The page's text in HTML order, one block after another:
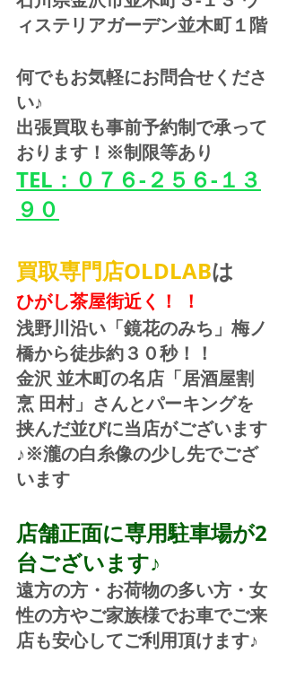
ィステリアガーデン並木町１階
何でもお気軽にお問合せくださ
い♪
出張買取も事前予約制で承って
おります！※制限等あり
TEL：０７６-２５６-１３
９０
買取専門店OLDLABは
ひがし茶屋街近く！ ！
浅野川沿い「鏡花のみち」梅ノ
橋から徒歩約３０秒！！
金沢 並木町の名店「居酒屋割
烹 田村」さんとパーキングを
挟んだ並びに当店がございます
♪※瀧の白糸像の少し先でござ
います
店舗正面に専用駐車場が2
台ございます♪
遠方の方・お荷物の多い方・女
性の方やご家族様でお車でご来
店も安心してご利用頂けます♪